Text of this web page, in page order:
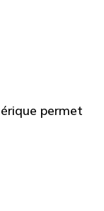
permet